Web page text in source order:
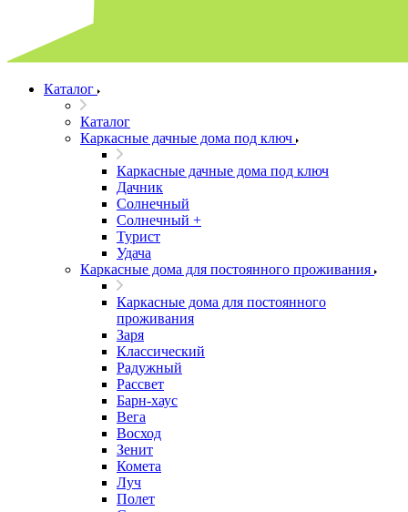
Каталог
Каталог
Каркасные дачные дома под ключ
Каркасные дачные дома под ключ
Дачник
Солнечный
Солнечный +
Турист
Удача
Каркасные дома для постоянного проживания
Каркасные дома для постоянного
проживания
Заря
Классический
Радужный
Рассвет
Барн-хаус
Вега
Восход
Зенит
Комета
Луч
Полет